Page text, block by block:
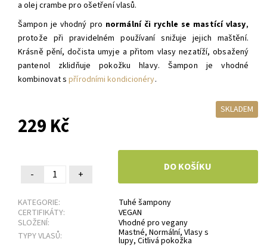
a olej crambe pro ošetření vlasů.
Šampon je vhodný pro normální či rychle se mastící vlasy,
protože při pravidelném používaní snižuje jejich maštění.
Krásně pění, dočista umyje a přitom vlasy nezatíží, obsažený
pantenol zklidňuje pokožku hlavy. Šampon je vhodné
kombinovat spřírodními kondicionéry.
SKLADEM
229 Kč
- +
KATEGORIE:
Tuhé šampony
CERTIFIKÁTY:
VEGAN
SLOŽENÍ:
Vhodné pro vegany
TYPY VLASŮ:
Mastné, Normální, Vlasy s
lupy, Citlivá pokožka